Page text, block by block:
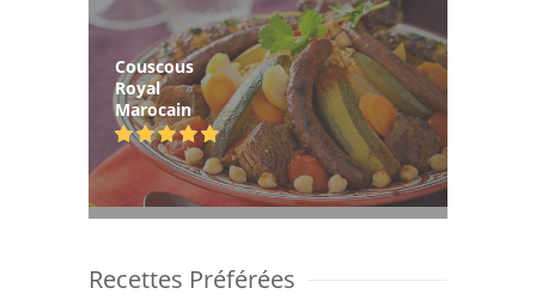
Couscous
Royal
Marocain
Recettes Préférées